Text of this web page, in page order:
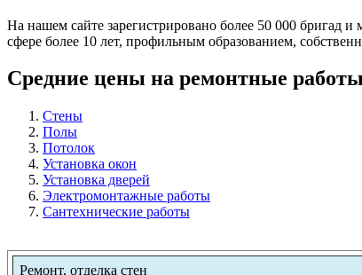
На нашем сайте зарегистрировано более 50 000 бригад
сфере более 10 лет, профильным образованием,
Средние цены на ремонтные работы
Стены
Полы
Потолок
Установка окон
Установка дверей
Электромонтажные работы
Сантехнические работы
Ремонт, отделка стен